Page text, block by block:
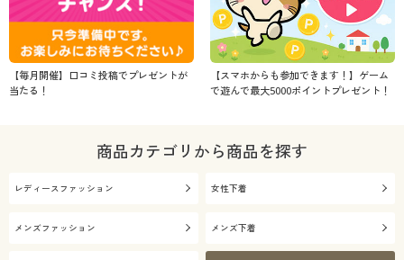
【毎月開催】口コミ投稿でプレゼントが
当たる！
【スマホからも参加できます！】ゲーム
で遊んで最大5000ポイントプレゼント！
商品カテゴリから商品を探す
レディースファッション 女性下着
メンズファッション メンズ下着